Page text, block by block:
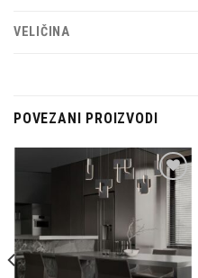
VELIČINA
POVEZANI PROIZVODI
Dodaj u
omiljene